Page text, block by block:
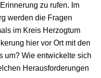
zu rufen. Im
werden die Fragen
im Kreis Herzogtum
hier vor Ort mit den
um? Wie entwickelte sich
Herausforderungen